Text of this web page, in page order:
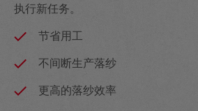
执行新任务。
节省用工
不间断生产落纱
更高的落纱效率